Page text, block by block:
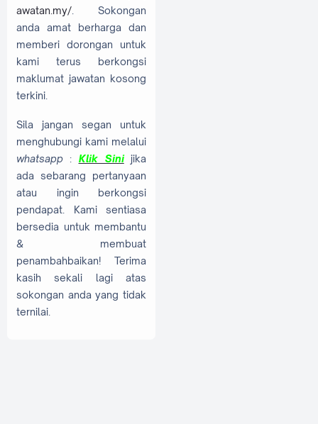
awatan.my/ . Sokongan
anda amat berharga dan
memberi dorongan untuk
kami terus berkongsi
maklumat jawatan kosong
terkini.
Sila jangan segan untuk
menghubungi kami melalui
whatsapp : Klik Sini jika
ada sebarang pertanyaan
atau ingin berkongsi
pendapat. Kami sentiasa
bersedia untuk membantu
& membuat
penambahbaikan! Terima
kasih sekali lagi atas
sokongan anda yang tidak
ternilai.